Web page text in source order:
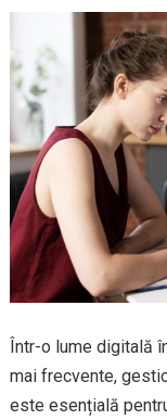
Într-o lume digitală
mai frecvente,
este esențială